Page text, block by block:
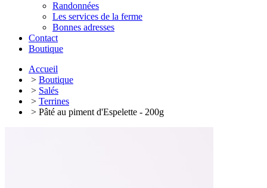
Randonnées
Les services de la ferme
Bonnes adresses
Contact
Boutique
Accueil
> Boutique
> Salés
> Terrines
> Pâté au piment d'Espelette - 200g